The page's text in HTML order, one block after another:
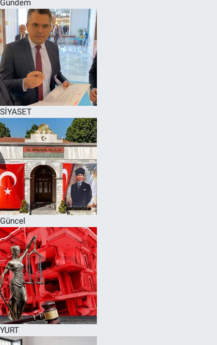
Gündem
SİYASET
Güncel
YURT
SPOR
RESMİ İLANLAR